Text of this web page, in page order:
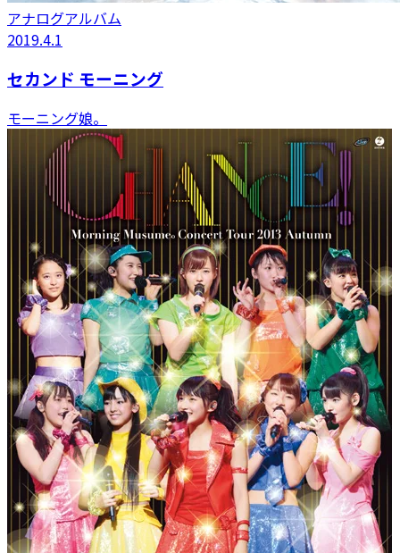
アナログアルバム
2019.4.1
セカンド モーニング
モーニング娘。